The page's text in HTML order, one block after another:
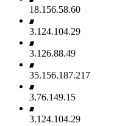
18.156.58.60
3.124.104.29
3.126.88.49
35.156.187.217
3.76.149.15
3.124.104.29